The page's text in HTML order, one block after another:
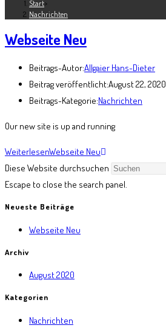
Start>
Nachrichten
Webseite Neu
Beitrags-Autor:Allgaier Hans-Dieter
Beitrag veröffentlicht:August 22, 2020
Beitrags-Kategorie:Nachrichten
Our new site is up and running
WeiterlesenWebseite Neu
Diese Website durchsuchen
Escape to close the search panel.
Neueste Beiträge
Webseite Neu
Archiv
August 2020
Kategorien
Nachrichten